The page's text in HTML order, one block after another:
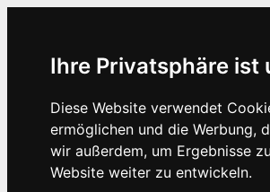
Ihre Privatsphäre ist
Diese Website verwendet
ermöglichen und die Werbung,
wir außerdem, um Ergebnisse
Website weiter zu entwickeln.